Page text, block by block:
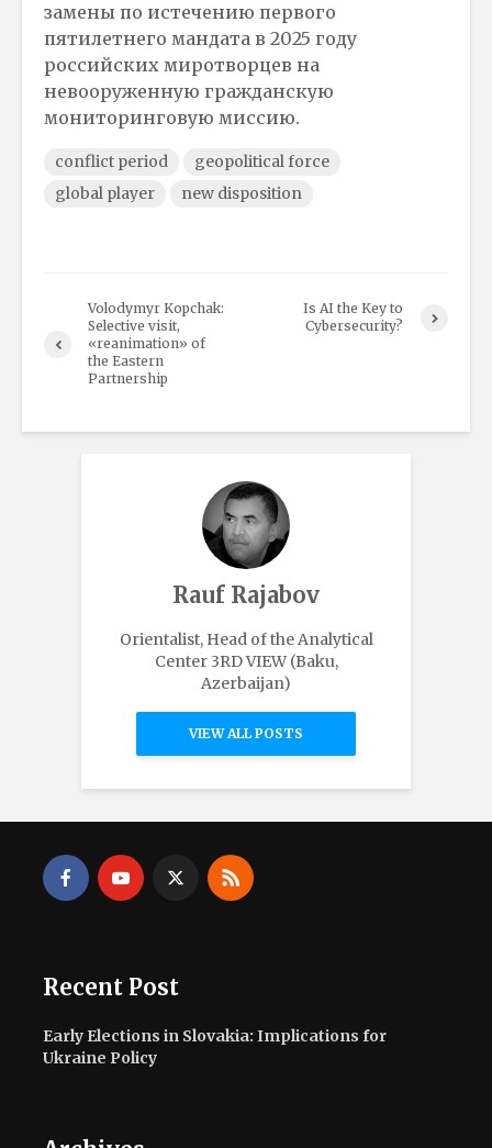
замены по истечению первого
пятилетнего мандата в 2025 году
российских миротворцев на
невооруженную гражданскую
мониторинговую миссию.
conflict period
geopolitical force
global player
new disposition
Volodymyr Kopchak:
Selective visit,
«reanimation» of
the Eastern
Partnership
Is AI the Key to
Cybersecurity?
Rauf Rajabov
Orientalist, Head of the Analytical
Center 3RD VIEW (Baku,
Azerbaijan)
VIEW ALL POSTS
Recent Post
Early Elections in Slovakia: Implications for
Ukraine Policy